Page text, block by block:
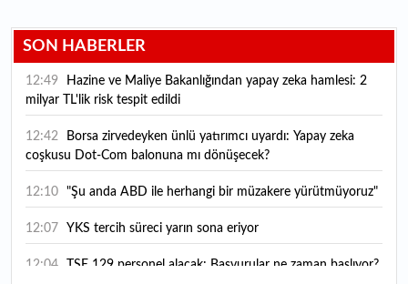
SON HABERLER
12:49
milyar TL'lik risk tespit edildi
12:42
coşkusu Dot-Com balonuna mı dönüşecek?
12:10 "Şu anda ABD ile herhangi bir müzakere yürütmüyoruz"
12:07 YKS tercih süreci yarın sona eriyor
12:04 TSE 129 personel alacak: Başvurular ne zaman başlıyor?